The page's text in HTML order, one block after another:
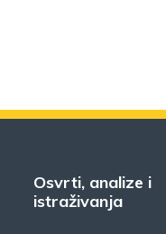
Osvrti, analize i
istraživanja